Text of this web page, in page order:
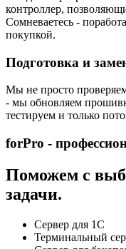
контроллер,
Сомневаетесь -
покупкой.
Подготовка и
Мы не просто
- мы обновляем
тестируем и только
forPro -
Поможем с
задачи.
Сервер для 1С
Терминальный